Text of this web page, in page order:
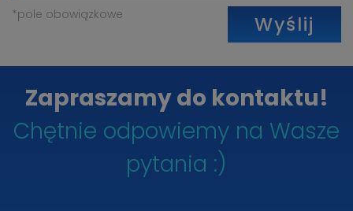
*pole obowiązkowe Wyślij
Zapraszamy do kontaktu!
Chętnie odpowiemy na Wasze
pytania :)